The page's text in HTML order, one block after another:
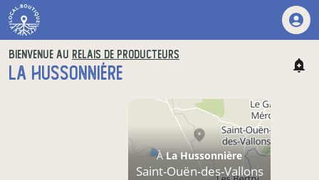
BIENVENUE AU RELAIS DE PRODUCTEURS
LA HUSSONNIÉRE
ÀLa Hussonnière
Saint-Ouën-des-Vallons